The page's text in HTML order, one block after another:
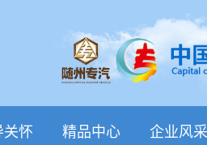
怀 精品中心 企业风采